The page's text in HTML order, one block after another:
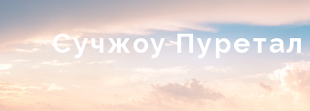
Сучжоу